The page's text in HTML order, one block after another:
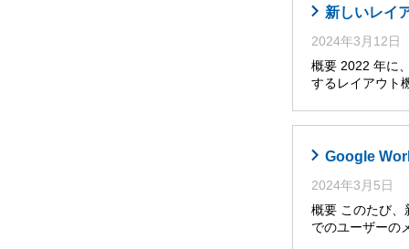
新しいレイ
2024年3月12日
概要 2022 年に
するレイアウト
Google
2024年3月5日
概要 このたび、
でのユーザーの